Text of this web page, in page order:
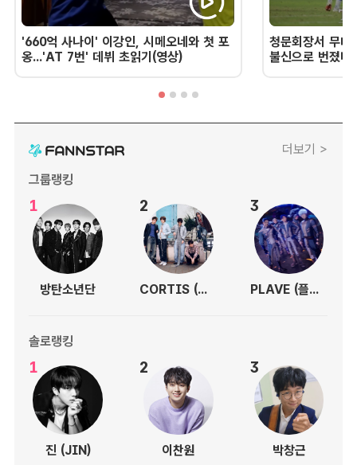
'660억 사나이' 이강인, 시메오네와 첫 포
옹...'AT 7번' 데뷔 초읽기(영상)
청문회장서 무너
불신으로 번졌
더보기 >
그룹랭킹
1
방탄소년단
2
CORTIS (코르티스)
3
PLAVE (플레이브)
솔로랭킹
1
진 (JIN)
2
이찬원
3
박창근